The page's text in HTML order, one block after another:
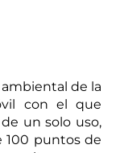
de la
con el que
un solo uso,
100 puntos de